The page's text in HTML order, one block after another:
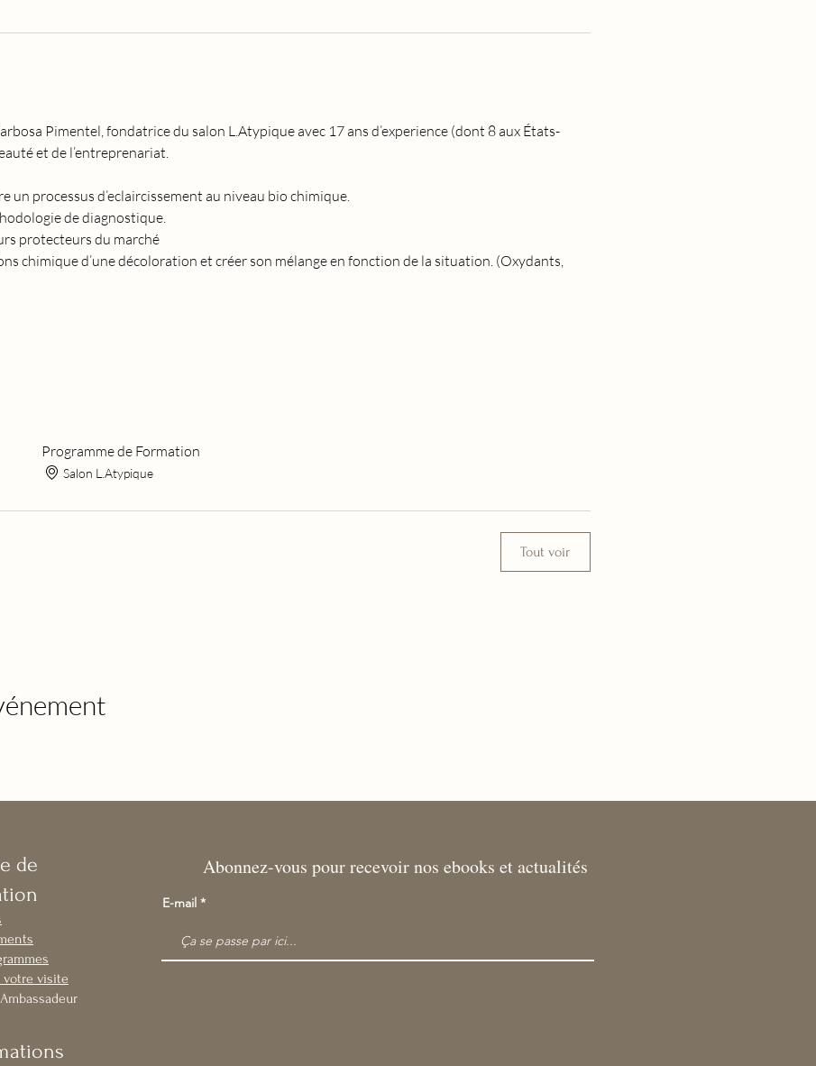
Pimentel, fondatrice du salon L.Atypique avec 17 ans d’experience (dont 8 aux États-
et de l’entreprenariat.
un processus d’eclaircissement au niveau bio chimique.
de diagnostique.
protecteurs du marché
chimique d’une décoloration et créer son mélange en fonction de la situation. (Oxydants,
Programme de Formation
Salon L.Atypique
Tout voir
de
votre visite
Abonnez-vous pour recevoir nos ebooks et actualités
E-mail